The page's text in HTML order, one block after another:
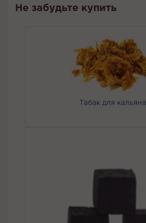
Не забудьте купить
Табак для кальяна